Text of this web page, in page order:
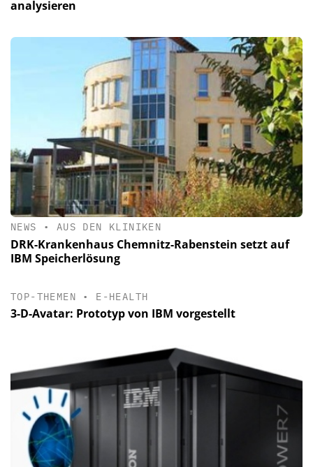
analysieren
NEWS • AUS DEN KLINIKEN
DRK-Krankenhaus Chemnitz-Rabenstein setzt auf
IBM Speicherlösung
TOP-THEMEN • E-HEALTH
3-D-Avatar: Prototyp von IBM vorgestellt